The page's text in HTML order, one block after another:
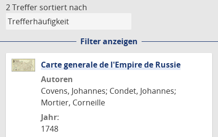
2 Treffer sortiert nach
Filter anzeigen
Carte generale de l'Empire de Russie
Autoren
Covens, Johannes; Condet, Johannes;
Mortier, Corneille
Jahr:
1748